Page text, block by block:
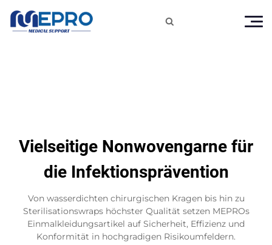

Vielseitige Nonwovengarne für
die Infektionsprävention
Von wasserdichten chirurgischen Kragen bis hin zu
Sterilisationswraps höchster Qualität setzen MEPROs
Einmalkleidungsartikel auf Sicherheit, Effizienz und
Konformität in hochgradigen Risikoumfeldern.